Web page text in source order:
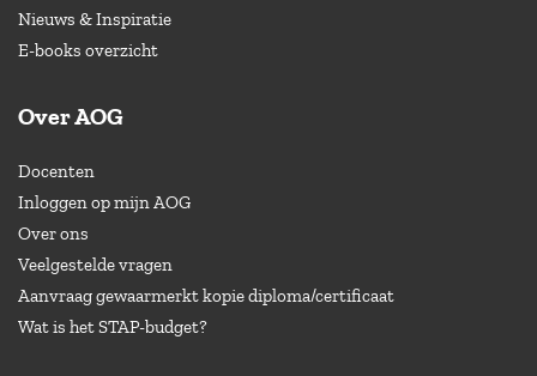
Nieuws & Inspiratie
E-books overzicht
Over AOG
Docenten
Inloggen op mijn AOG
Over ons
Veelgestelde vragen
Aanvraag gewaarmerkt kopie diploma/certificaat
Wat is het STAP-budget?